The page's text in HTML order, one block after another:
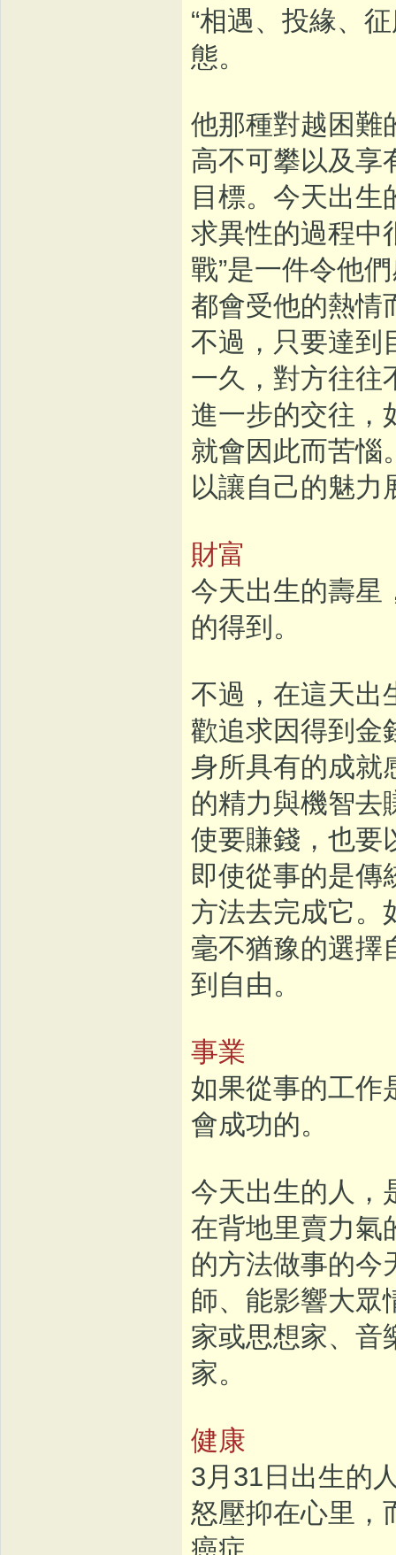
“相遇、投緣、
態。
他那種對越困難
高不可攀以及享
目標。今天出生
求異性的過程中
戰”是一件令他
都會受他的熱情
不過，只要達到
一久，對方往往
進一步的交往，
就會因此而苦惱
以讓自己的魅力
財富
今天出生的壽星
的得到。
不過，在這天出
歡追求因得到金
身所具有的成就
的精力與機智去
使要賺錢，也要
即使從事的是傳
方法去完成它。
毫不猶豫的選擇
到自由。
事業
如果從事的工作
會成功的。
今天出生的人，
在背地里賣力氣
的方法做事的今
師、能影響大眾
家或思想家、音
家。
健康
3月31日出生的
怒壓抑在心里，
癌症。